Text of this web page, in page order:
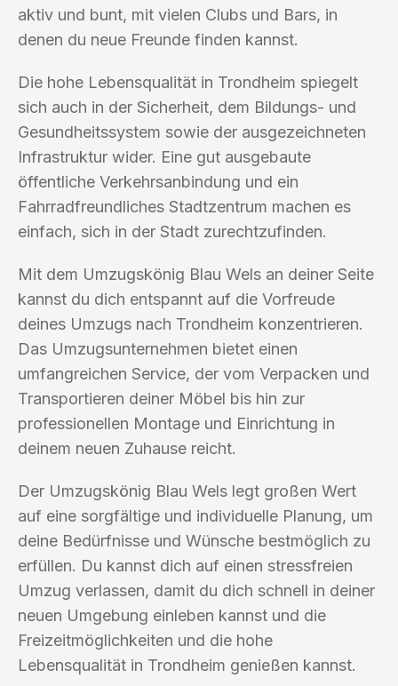
aktiv und bunt, mit vielen Clubs und Bars, in
denen du neue Freunde finden kannst.
Die hohe Lebensqualität in Trondheim spiegelt
sich auch in der Sicherheit, dem Bildungs- und
Gesundheitssystem sowie der ausgezeichneten
Infrastruktur wider. Eine gut ausgebaute
öffentliche Verkehrsanbindung und ein
Fahrradfreundliches Stadtzentrum machen es
einfach, sich in der Stadt zurechtzufinden.
Mit dem Umzugskönig Blau Wels an deiner Seite
kannst du dich entspannt auf die Vorfreude
deines Umzugs nach Trondheim konzentrieren.
Das Umzugsunternehmen bietet einen
umfangreichen Service, der vom Verpacken und
Transportieren deiner Möbel bis hin zur
professionellen Montage und Einrichtung in
deinem neuen Zuhause reicht.
Der Umzugskönig Blau Wels legt großen Wert
auf eine sorgfältige und individuelle Planung, um
deine Bedürfnisse und Wünsche bestmöglich zu
erfüllen. Du kannst dich auf einen stressfreien
Umzug verlassen, damit du dich schnell in deiner
neuen Umgebung einleben kannst und die
Freizeitmöglichkeiten und die hohe
Lebensqualität in Trondheim genießen kannst.